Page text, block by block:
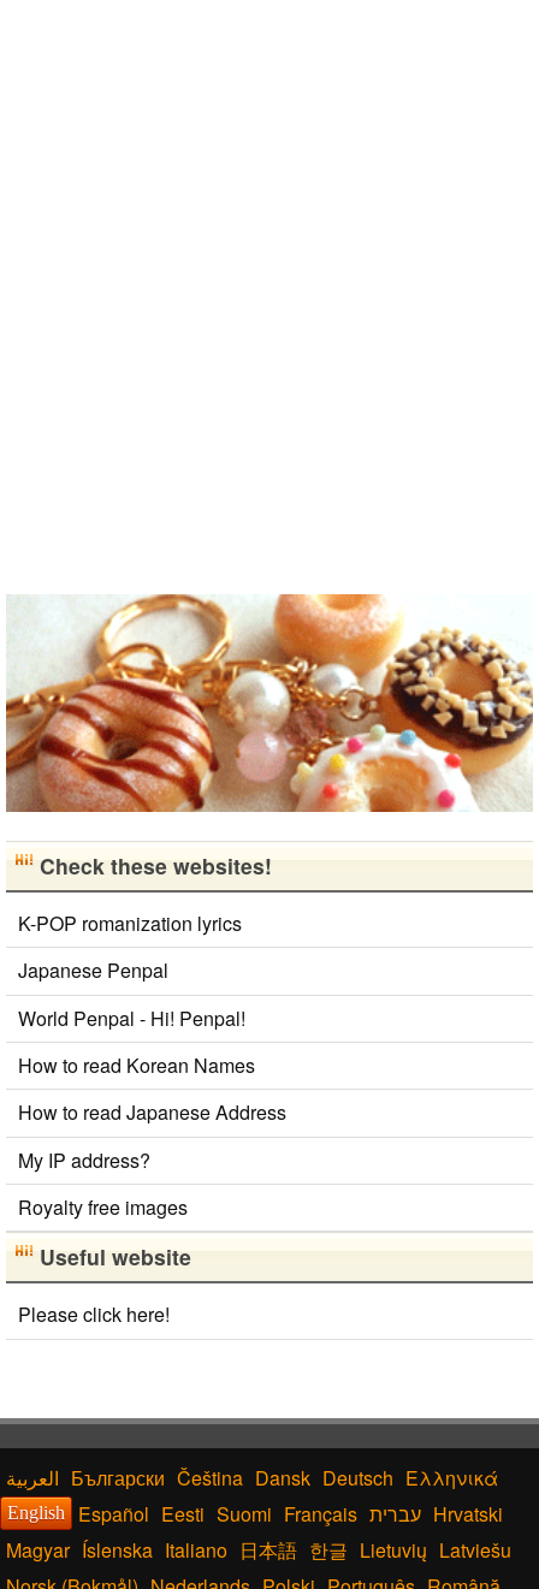
Check these websites!
K-POP romanization lyrics
Japanese Penpal
World Penpal - Hi! Penpal!
How to read Korean Names
How to read Japanese Address
My IP address?
Royalty free images
Useful website
Please click here!
Български Čeština Dansk Deutsch Ελληνικά
English Español Eesti Suomi Français עברית Hrvatski
Magyar Íslenska Italiano 日本語 한글 Lietuvių Latviešu